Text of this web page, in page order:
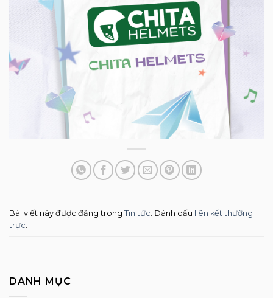
Bài viết này được đăng trong Tin tức . Đánh dấu liên kết thường
trực
DANH MỤC